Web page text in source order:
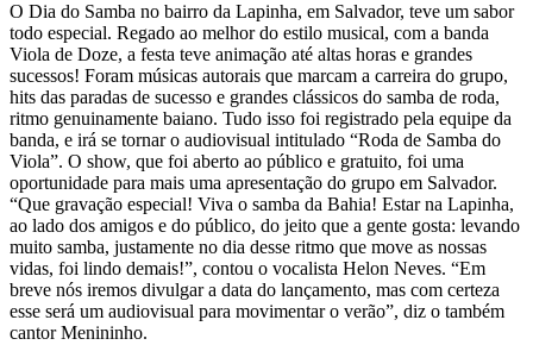
O Dia do Samba no bairro da Lapinha, em Salvador, teve um sabor
todo especial. Regado ao melhor do estilo musical, com a banda
Viola de Doze, a festa teve animação até altas horas e grandes
sucessos! Foram músicas autorais que marcam a carreira do grupo,
hits das paradas de sucesso e grandes clássicos do samba de roda,
ritmo genuinamente baiano. Tudo isso foi registrado pela equipe da
banda, e irá se tornar o audiovisual intitulado “Roda de Samba do
Viola”. O show, que foi aberto ao público e gratuito, foi uma
oportunidade para mais uma apresentação do grupo em Salvador.
“Que gravação especial! Viva o samba da Bahia! Estar na Lapinha,
ao lado dos amigos e do público, do jeito que a gente gosta: levando
muito samba, justamente no dia desse ritmo que move as nossas
vidas, foi lindo demais!”, contou o vocalista Helon Neves. “Em
breve nós iremos divulgar a data do lançamento, mas com certeza
esse será um audiovisual para movimentar o verão”, diz o também
cantor Menininho.